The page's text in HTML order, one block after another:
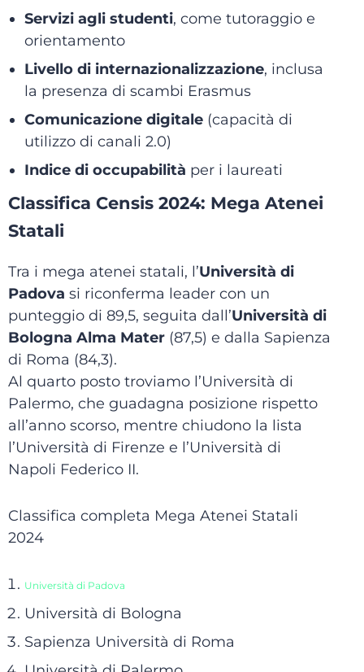
Servizi agli studenti, come tutoraggio e
orientamento
Livello di internazionalizzazione, inclusa
la presenza di scambi Erasmus
Comunicazione digitale (capacità di
utilizzo di canali 2.0)
Indice di occupabilità per i laureati
Classifica Censis 2024: Mega Atenei
Statali
Tra i mega atenei statali, l’Università di
Padova si riconferma leader con un
punteggio di 89,5, seguita dall’Università di
Bologna Alma Mater (87,5) e dalla Sapienza
di Roma (84,3).
Al quarto posto troviamo l’Università di
Palermo, che guadagna posizione rispetto
all’anno scorso, mentre chiudono la lista
l’Università di Firenze e l’Università di
Napoli Federico II.
Classifica completa Mega Atenei Statali
2024
Università di Padova
Università di Bologna
Sapienza Università di Roma